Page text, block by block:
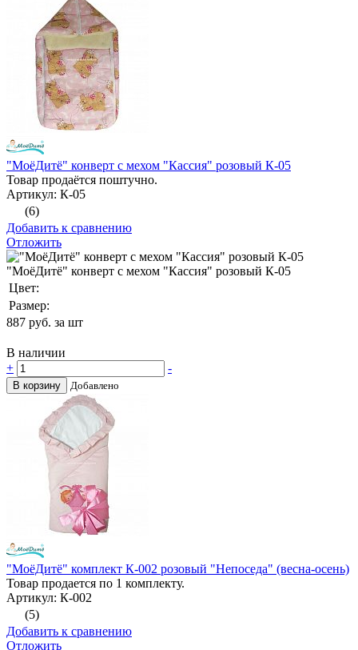
"МоёДитё" конверт с мехом "Кассия" розовый К-05
Товар продаётся поштучно.
Артикул: К-05
(6)
Добавить к сравнению
Отложить
"МоёДитё" конверт с мехом "Кассия" розовый К-05
Цвет:
Размер:
887 руб. за шт
В наличии
+
-
В корзину Добавлено
"МоёДитё" комплект К-002 розовый "Непоседа" (весна-осень)
Товар продается по 1 комплекту.
Артикул: К-002
(5)
Добавить к сравнению
Отложить